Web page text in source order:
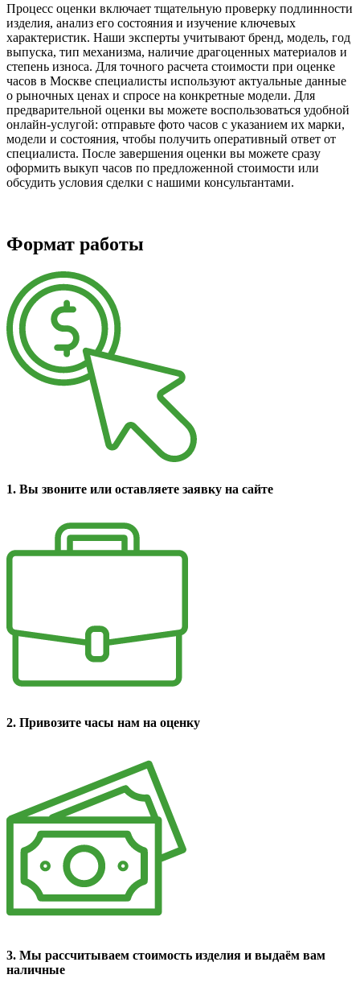
Процесс оценки включает тщательную проверку подлинности
изделия, анализ его состояния и изучение ключевых
характеристик. Наши эксперты учитывают бренд, модель, год
выпуска, тип механизма, наличие драгоценных материалов и
степень износа. Для точного расчета стоимости при оценке
часов в Москве специалисты используют актуальные данные
о рыночных ценах и спросе на конкретные модели. Для
предварительной оценки вы можете воспользоваться удобной
онлайн-услугой: отправьте фото часов с указанием их марки,
модели и состояния, чтобы получить оперативный ответ от
специалиста. После завершения оценки вы можете сразу
оформить выкуп часов по предложенной стоимости или
обсудить условия сделки с нашими консультантами.
Формат работы
1. Вы звоните или оставляете заявку на сайте
2. Привозите часы нам на оценку
3. Мы рассчитываем стоимость изделия и выдаём вам
наличные